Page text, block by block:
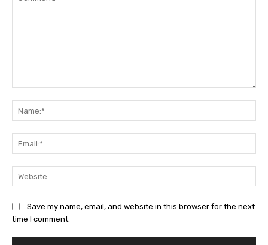
Save my name, email, and website in this browser for the next
time I comment.